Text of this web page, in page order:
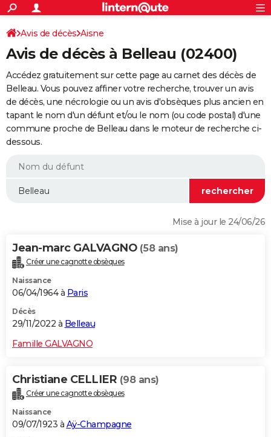
ACTUALITÉS
Politique
Société
Faits Divers
Education
Monde
Villes
+
SPORT
Coupe du monde 2026
Football
Tennis
Cyclisme
Rugby
Forum
Programme TV
TNT
Streaming
Cinéma
Sorties cinéma
Musique
+
FINANCE
Retraite
Epargne
Immobilier
Risques naturels par ville
Assurance
AUTO
Essais
Réserver un essai
Citadines
Berlines
SUV
Forum auto
+
HIGH-TECH
BRICOLAGE
WEEK-END
Alimentation
Guide de la santé
Maladies
Médicaments
Sommeil
VOYAGE
Destinations
City break
Voyage nature
Voyage de noces
Forum
Climat
+PHOTO
GUIDES D'ACHAT
Carte de Noël
Carte Bonne année
Carte Saint-Valentin
Carte Pâques
Carte d'anniversaire
DICTIONNAIRE
Dictionnaire
Biographies
Citations
Expressions
Proverbes
PROGRAMME TV
Avis de décès Aisne
Avis de décès à Belleau (02400)
Accédez gratuitement sur cette page au carnet des décès de
Belleau. Vous pouvez affiner votre recherche, trouver un avis
de décès, une nécrologie ou un avis d'obsèques plus ancien en
tapant le nom d'un défunt et/ou le nom (ou code postal) d'une
commune proche de Belleau dans le moteur de recherche ci-
dessous.
Mise à jour le 24/06/26
Jean-marc GALVAGNO (58 ans)
Créer une cagnotte obsèques
Naissance
06/04/1964 à Paris
Décès
29/11/2022 à Belleau
Famille GALVAGNO
Christiane CELLIER (98 ans)
Créer une cagnotte obsèques
Naissance
09/07/1923 à Aÿ-Champagne